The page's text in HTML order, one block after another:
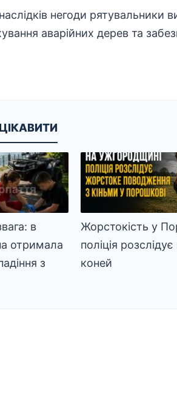
негоди рятувальники
аварійних дерев та
в
отримала
з
Жорстокість у
поліція
коней